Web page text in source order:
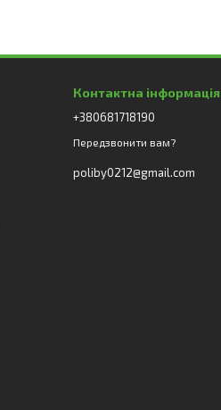
Контактна інформація
+380681718190
Передзвонити вам?
poliby0212@gmail.com